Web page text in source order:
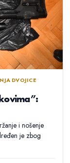
DVOJICE
i nošenje
je zbog